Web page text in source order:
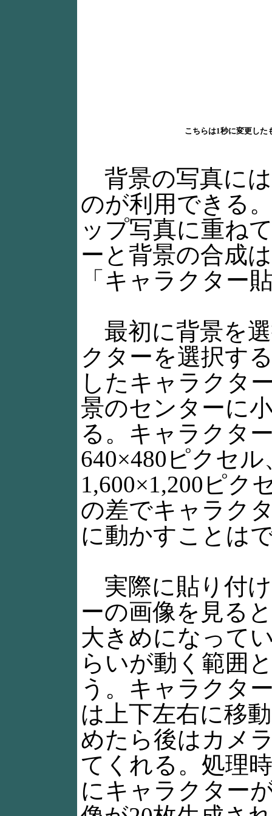
こちらは1秒に変更した
背景の写真に
のが利用できる
ップ写真に重ね
ーと背景の合成
「キャラクター
最初に背景を
クターを選択す
したキャラクタ
景のセンターに
る。キャラクタ
640×480ピクセ
1,600×1,200ピク
の差でキャラク
に動かすことは
実際に貼り付
ーの画像を見る
大きめになって
らいが動く範囲
う。キャラクタ
は上下左右に移
めたら後はカメ
てくれる。処理
にキャラクター